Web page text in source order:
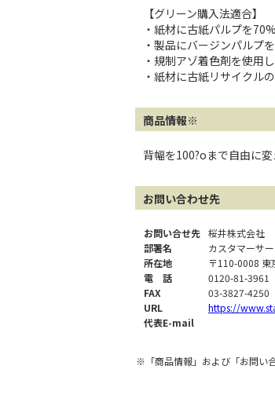
【グリーン購入法適合】
・紙材に古紙パルプを
・製品にバージンパルプ
・規制アゾ着色剤を使用
・紙材に古紙リサイクル
商品情報※
背幅を100?oまで自由に
お問い合わせ先
お問い合せ先 桜井株式会社
部署名
カスタマーサ
所在地
〒110-0008 東
電 話
0120-81-3961
FAX
03-3827-4250
URL
https://
代表E-mail
※「商品情報」および「お問い